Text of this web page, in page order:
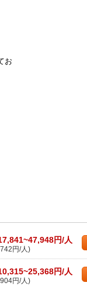
お
円/人
円/人)
円/人
円/人)